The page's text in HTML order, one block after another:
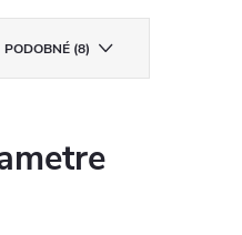
PODOBNÉ (8)